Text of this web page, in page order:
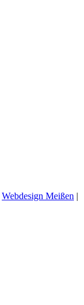
Webdesign Meißen |